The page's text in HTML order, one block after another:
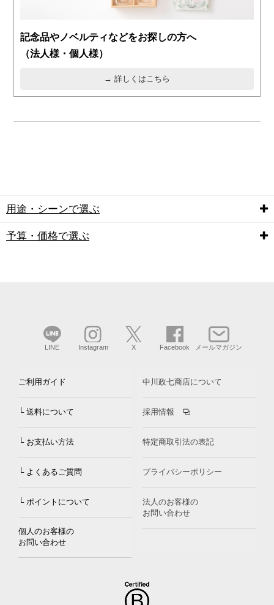
記念品やノベルティなどをお探しの方へ
（法人様・個人様）
→ 詳しくはこちら
用途・シーンで選ぶ
予算・価格で選ぶ
LINE Instagram X Facebook メールマガジン
ご利用ガイド
└ 送料について
└ お支払い方法
└ よくあるご質問
└ ポイントについて
個人のお客様の
お問い合わせ
中川政七商店について
採用情報
特定商取引法の表記
プライバシーポリシー
法人のお客様の
お問い合わせ